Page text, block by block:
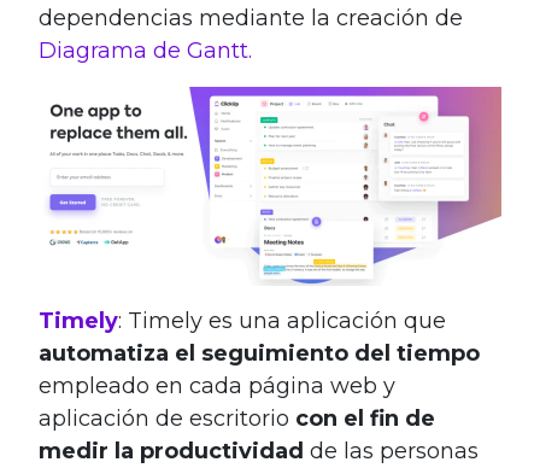
dependencias mediante la creación de
Diagrama de Gantt.
Timely: Timely es una aplicación que
automatiza el seguimiento del tiempo
empleado en cada página web y
aplicación de escritorio con el fin de
medir la productividad de las personas